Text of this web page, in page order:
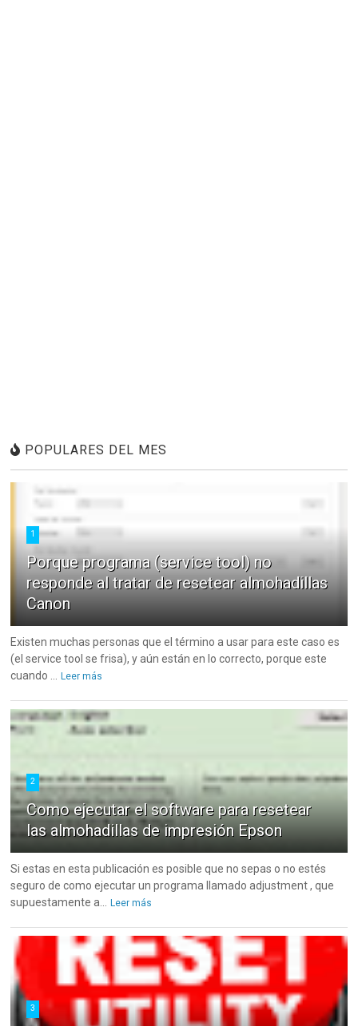
POPULARES DEL MES
1
Porque programa (service tool) no
responde al tratar de resetear almohadillas
Canon
Existen muchas personas que el término a usar para este caso es
(el service tool se frisa), y aún están en lo correcto, porque este
cuando ...
Leer más
2
Como ejecutar el software para resetear
las almohadillas de impresión Epson
Si estas en esta publicación es posible que no sepas o no estés
seguro de como ejecutar un programa llamado adjustment , que
supuestamente a...
Leer más
3